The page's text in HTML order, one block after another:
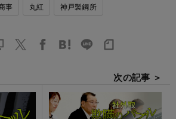
事 丸紅 神戸製鋼所
次の記事 ＞